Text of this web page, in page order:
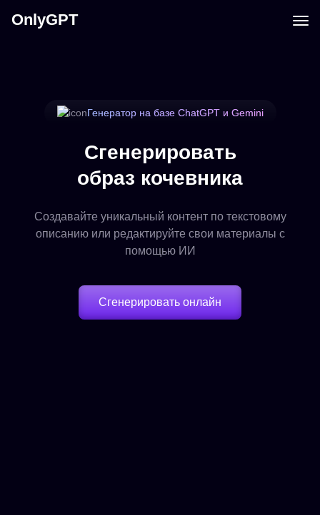
OnlyGPT
Генератор на базе ChatGPT и Gemini
Сгенерировать
образ кочевника
Создавайте уникальный контент по текстовому
описанию или редактируйте свои материалы с
помощью ИИ
Сгенерировать онлайн